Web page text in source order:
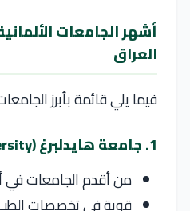
أشهر الجامعات
العراق
فيما يلي قائمة بأبرز
1. جامعة هايدلبرغ (Heidelberg University)
من أقدم الجامعات في
قوية في تخصصات الطب